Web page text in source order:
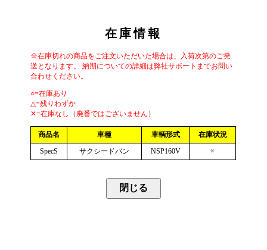
在庫情報
※在庫切れの商品をご注文いただいた場合は、入荷次第のご発
送となります。 納期についての詳細は弊社サポートまでお問い
合わせください。
○=在庫あり
△=残りわずか
✕=在庫なし（廃番ではございません）
商品名 車種 車輌形式
在庫状況
SpecS
サクシードバン NSP160V ×